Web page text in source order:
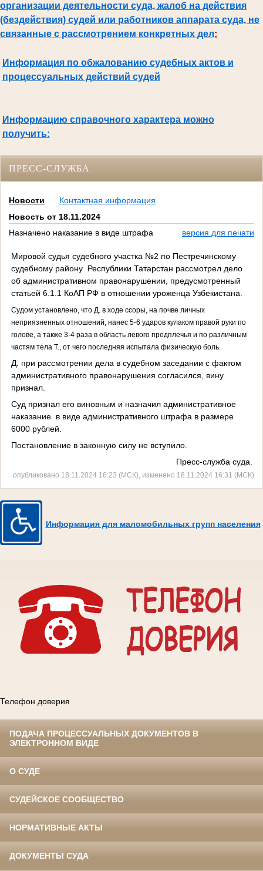
организации деятельности суда, жалоб на действия
(бездействия) судей или работников аппарата суда, не
связанные с рассмотрением конкретных дел;
Информация по обжалованию судебных актов и
процессуальных действий судей
Информацию справочного характера можно
получить:
ПРЕСС-СЛУЖБА
Новости
Контактная информация
Новость от 18.11.2024
Назначено наказание в виде штрафа
версия для печати
Мировой судья судебного участка №2 по Пестречинскому
судебному району Республики Татарстан рассмотрел дело
об административном правонарушении, предусмотренный
статьей 6.1.1 КоАП РФ в отношении уроженца Узбекистана.
Судом установлено, что Д. в ходе ссоры, на почве личных
неприязненных отношений, нанес 5-6 ударов кулаком правой руки по
голове, а также 3-4 раза в область левого предплечья и по различным
частям тела Т., от чего последняя испытала физическую боль.
Д. при рассмотрении дела в судебном заседании с фактом
административного правонарушения согласился, вину
признал.
Суд признал его виновным и назначил административное
наказание в виде административного штрафа в размере
6000 рублей.
Постановление в законную силу не вступило.
Пресс-служба суда.
опубликовано 18.11.2024 16:23 (МСК), изменено 18.11.2024 16:31 (МСК)
Информация для маломобильных групп населения
Телефон доверия
ПОДАЧА ПРОЦЕССУАЛЬНЫХ ДОКУМЕНТОВ В
ЭЛЕКТРОННОМ ВИДЕ
О СУДЕ
СУДЕЙСКОЕ СООБЩЕСТВО
НОРМАТИВНЫЕ АКТЫ
ДОКУМЕНТЫ СУДА